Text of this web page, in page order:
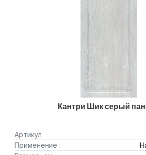
Кантри Шик серый
Артикул
Применение :